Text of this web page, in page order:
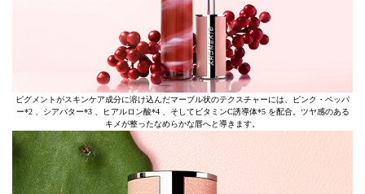
ピグメントがスキンケア成分に溶け込んだマーブル状のテクスチャーには、ピンク・ペッパ
ー*2 、シアバター*3 、ヒアルロン酸*4 、そしてビタミンC誘導体*5 を配合。ツヤ感のある
キメが整ったなめらかな唇へと導きます。